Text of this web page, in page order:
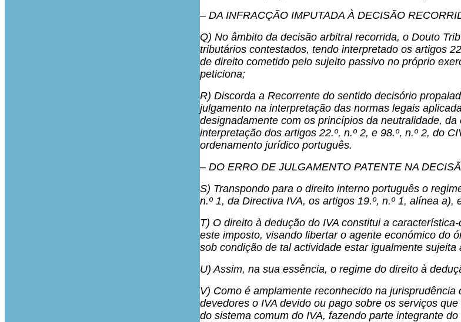
– DA INFRACÇÃO IMPUTADA À DECISÃO
Q) No âmbito da decisão arbitral recorrida, o Douto
tributários contestados, tendo interpretado os artigos
de direito cometido pelo sujeito passivo no próprio
peticiona;
R) Discorda a Recorrente do sentido decisório
julgamento na interpretação das normas legais
designadamente com os princípios da neutralidade,
interpretação dos artigos 22.º, n.º 2, e 98.º, n.º 2, do
ordenamento jurídico português.
– DO ERRO DE JULGAMENTO PATENTE NA
S) Transpondo para o direito interno português o
n.º 1, da Directiva IVA, os artigos 19.º, n.º 1, alínea
T) O direito à dedução do IVA constitui a
este imposto, visando libertar o agente económico do
sob condição de tal actividade estar igualmente sujeita
U) Assim, na sua essência, o regime do direito à
V) Como é amplamente reconhecido na
devedores o IVA devido ou pago sobre os serviços
do sistema comum do IVA, fazendo parte integrante